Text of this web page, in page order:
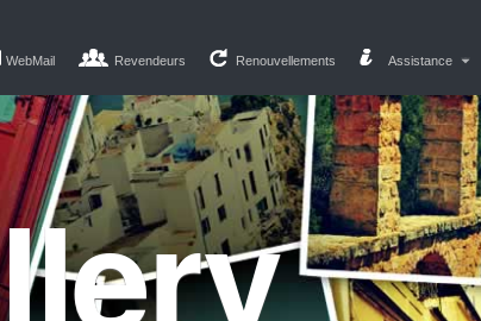
WebMail Revendeurs Renouvellements Assistance